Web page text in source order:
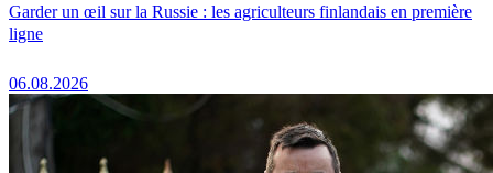
Garder un œil sur la Russie : les agriculteurs finlandais en première
ligne
06.08.2026